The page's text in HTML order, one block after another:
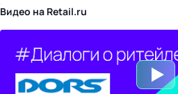
Видео на Retail.ru